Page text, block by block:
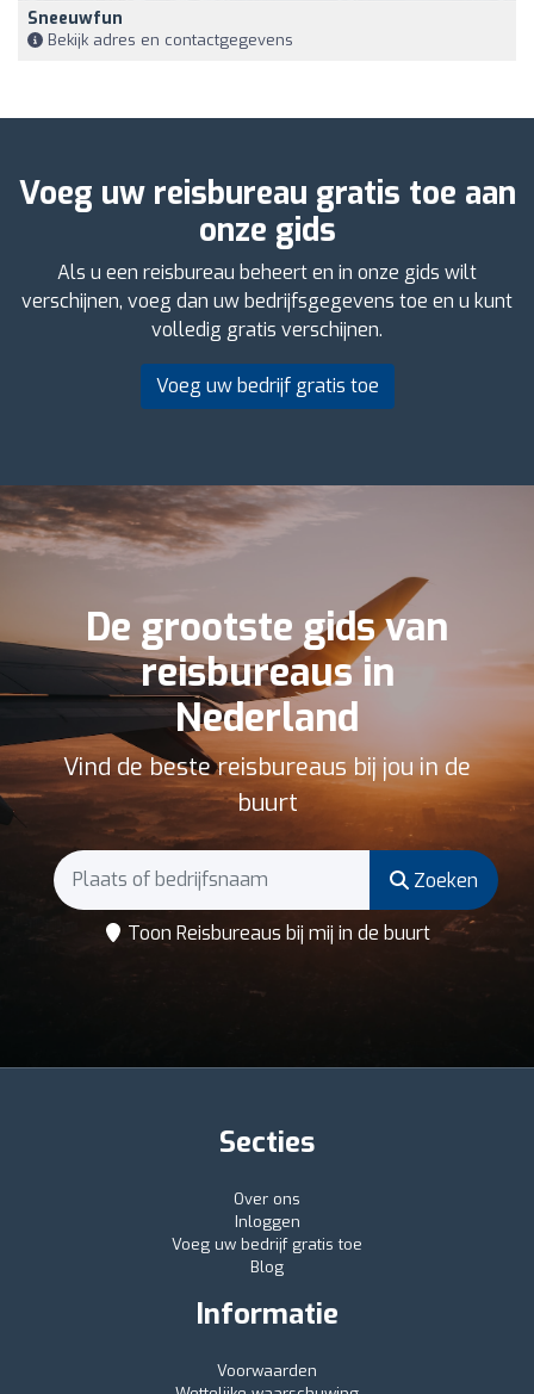
Sneeuwfun
Bekijk adres en contactgegevens
Voeg uw reisbureau gratis toe aan
onze gids
Als u een reisbureau beheert en in onze gids wilt
verschijnen, voeg dan uw bedrijfsgegevens toe en u kunt
volledig gratis verschijnen.
Voeg uw bedrijf gratis toe
De grootste gids van
reisbureaus in
Nederland
Vind de beste reisbureaus bij jou in de
buurt
Zoeken
Toon Reisbureaus bij mij in de buurt
Secties
Over ons
Inloggen
Voeg uw bedrijf gratis toe
Blog
Informatie
Voorwaarden